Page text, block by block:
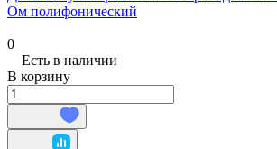
Ом полифонический
0
Есть в наличии
В корзину